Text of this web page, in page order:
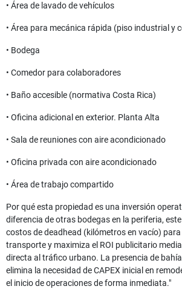
• Área de lavado de vehículos
• Área para mecánica rápida (piso industrial y
• Bodega
• Comedor para colaboradores
• Baño accesible (normativa Costa Rica)
• Oficina adicional en exterior. Planta Alta
• Sala de reuniones con aire acondicionado
• Oficina privada con aire acondicionado
• Área de trabajo compartido
Por qué esta propiedad es una inversión
diferencia de otras bodegas en la periferia,
costos de deadhead (kilómetros en vacío)
transporte y maximiza el ROI publicitario
directa al tráfico urbano. La presencia de
elimina la necesidad de CAPEX inicial en
el inicio de operaciones de forma inmediata."